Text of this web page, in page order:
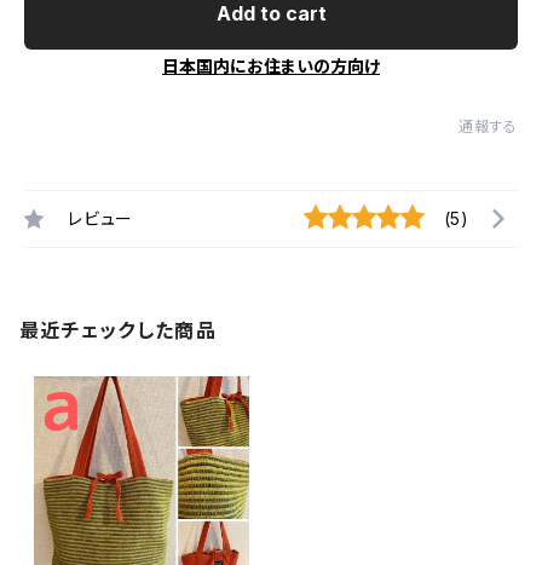
Add to cart
日本国内にお住まいの方向け
通報する
レビュー (5)
最近チェックした商品